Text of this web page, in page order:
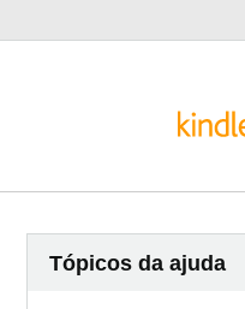
Tópicos da ajuda